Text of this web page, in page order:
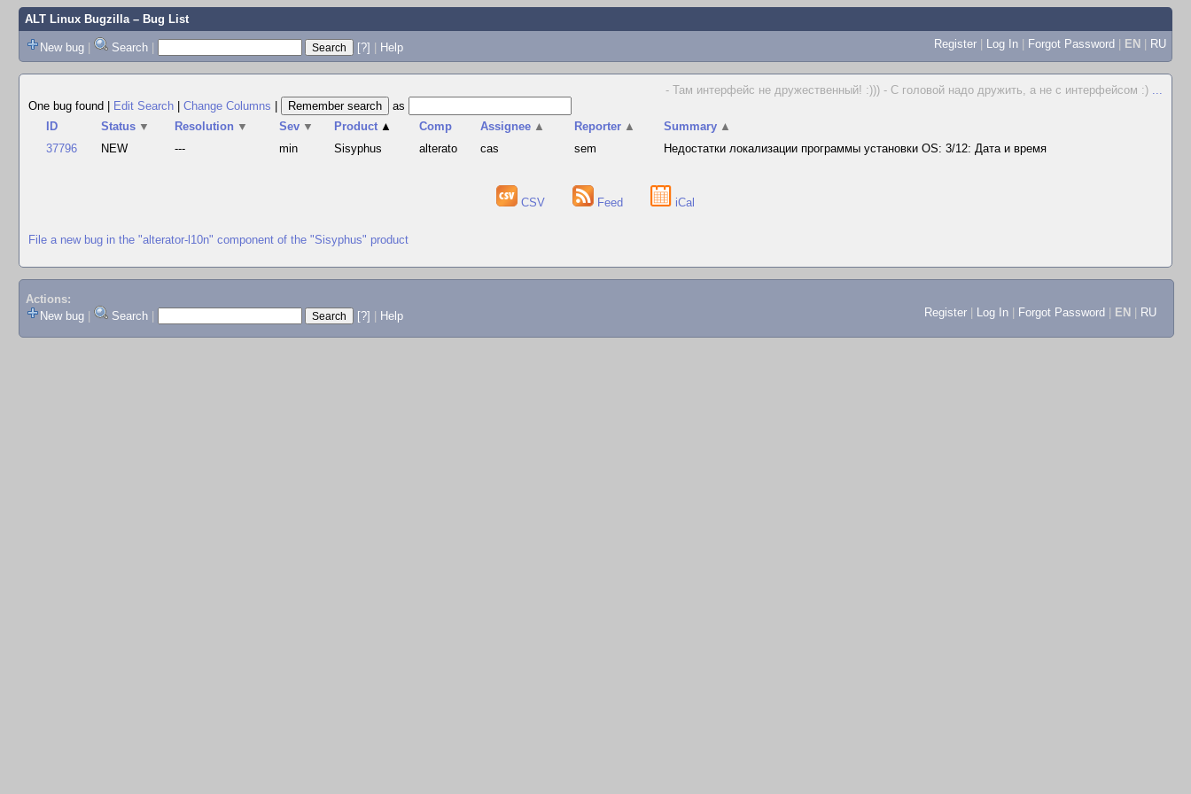
ALT Linux Bugzilla– Bug List
New bug | Search | [?] | Help Register | Log In | Forgot Password | EN | RU
- Там интерфейс не дружественный! :))) - С головой надо дружить, а не с интерфейсом :) ...
One bug found
Edit Search Change Columns
as
ID
Status ▼ Resolution ▼ Sev ▼ Product ▲ Comp Assignee ▲ Reporter ▲ Summary ▲
37796
NEW --- min Sisyphus alterato cas sem Недостатки локализации программы установки OS: 3/12: Дата и время
CSV Feed iCal
File a new bug in the "alterator-l10n" component of the "Sisyphus" product
Actions:
New bug
Search [?] Help Register Log In Forgot Password EN RU